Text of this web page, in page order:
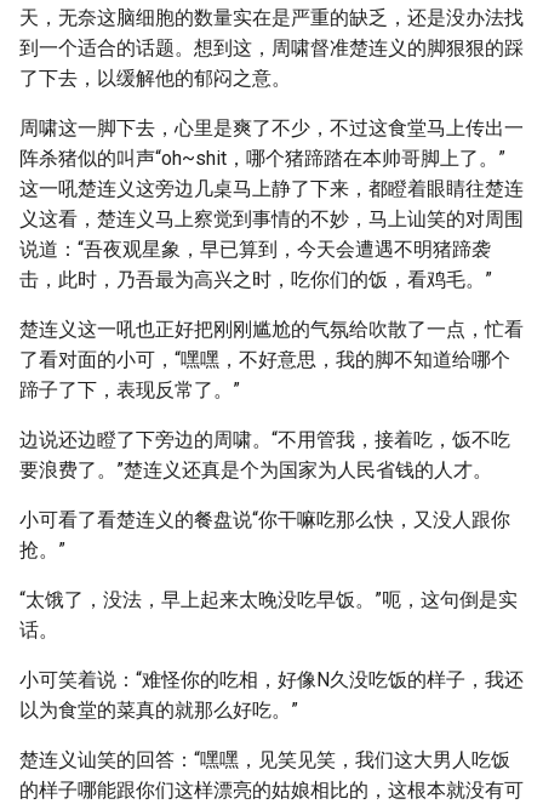
天，无奈这脑细胞的数量实在是严重的缺乏，还是没办法找
到一个适合的话题。想到这，周啸督准楚连义的脚狠狠的踩
了下去，以缓解他的郁闷之意。
周啸这一脚下去，心里是爽了不少，不过这食堂马上传出一
阵杀猪似的叫声“oh~shit，哪个猪蹄踏在本帅哥脚上了。”
这一吼楚连义这旁边几桌马上静了下来，都瞪着眼睛往楚连
义这看，楚连义马上察觉到事情的不妙，马上讪笑的对周围
说道：“吾夜观星象，早已算到，今天会遭遇不明猪蹄袭
击，此时，乃吾最为高兴之时，吃你们的饭，看鸡毛。”
楚连义这一吼也正好把刚刚尴尬的气氛给吹散了一点，忙看
了看对面的小可，“嘿嘿，不好意思，我的脚不知道给哪个
蹄子了下，表现反常了。”
边说还边瞪了下旁边的周啸。“不用管我，接着吃，饭不吃
要浪费了。”楚连义还真是个为国家为人民省钱的人才。
小可看了看楚连义的餐盘说“你干嘛吃那么快，又没人跟你
抢。”
“太饿了，没法，早上起来太晚没吃早饭。”呃，这句倒是实
话。
小可笑着说：“难怪你的吃相，好像N久没吃饭的样子，我还
以为食堂的菜真的就那么好吃。”
楚连义讪笑的回答：“嘿嘿，见笑见笑，我们这大男人吃饭
的样子哪能跟你们这样漂亮的姑娘相比的，这根本就没有可